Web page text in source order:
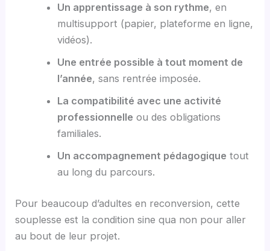
Un apprentissage à son rythme, en
multisupport (papier, plateforme en ligne,
vidéos).
Une entrée possible à tout moment de
l’année, sans rentrée imposée.
La compatibilité avec une activité
professionnelle ou des obligations
familiales.
Un accompagnement pédagogique tout
au long du parcours.
Pour beaucoup d’adultes en reconversion, cette
souplesse est la condition sine qua non pour aller
au bout de leur projet.